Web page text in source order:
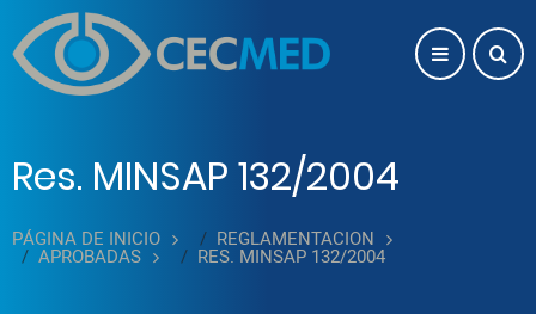
Pasar al contenido principal
Res. MINSAP 132/2004
PÁGINA DE INICIO REGLAMENTACION
APROBADAS RES. MINSAP 132/2004